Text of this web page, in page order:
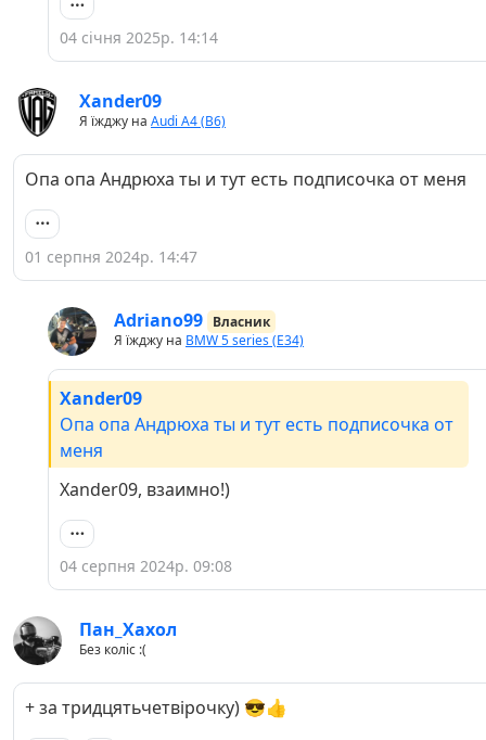
04 січня 2025р. 14:14
Xander09
Я їжджу на Audi A4 (B6)
Опа опа Андрюха ты и тут есть подписочка от меня
01 серпня 2024р. 14:47
Adriano99 Власник
Я їжджу на BMW 5 series (E34)
Xander09
Опа опа Андрюха ты и тут есть подписочка от
меня
Xander09, взаимно!)
04 серпня 2024р. 09:08
Пан_Хахол
Без коліс :(
+ за тридцятьчетвірочку) 😎👍